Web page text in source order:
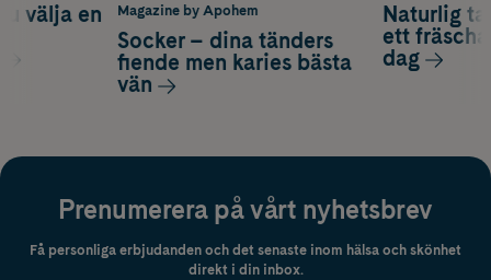
Naturlig
ett
dag
välja en
Magazine by Apohem
Socker – dina tänders
fiende men karies bästa
vän
Prenumerera på vårt nyhetsbrev
Få personliga erbjudanden och det senaste inom hälsa och skönhet
direkt i din inbox.